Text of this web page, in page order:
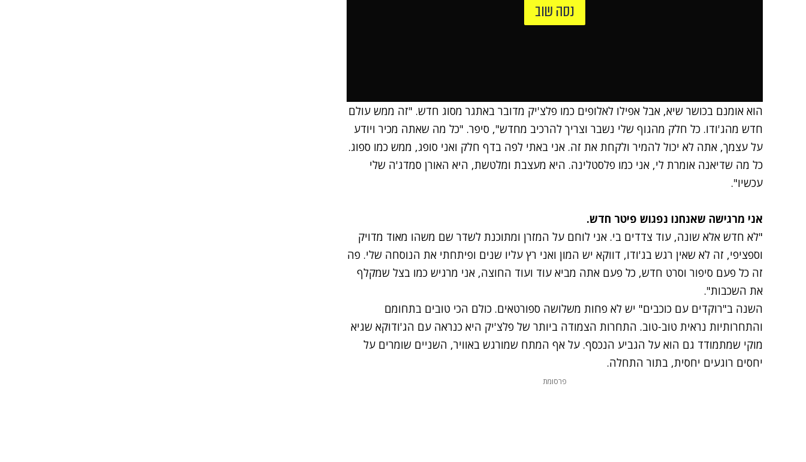
נסה שוב
הוא אומנם בכושר שיא, אבל אפילו לאלופים כמו פלצ'יק מדובר באתגר מסוג חדש. "זה ממש עולם
חדש מהג'ודו. כל חלק מהגוף שלי נשבר וצריך להרכיב מחדש", סיפר. "כל מה שאתה מכיר ויודע
על עצמך, אתה לא יכול להמיר ולקחת את זה. אני באתי לפה בדף חלק ואני סופג, ממש כמו ספוג.
כל מה שדיאנה אומרת לי, אני כמו פלסטלינה. היא מעצבת ומלטשת, היא האורן סמדג'ה שלי
עכשיו".
אני מרגישה שאנחנו נפגוש פיטר חדש.
"לא חדש אלא שונה, עוד צדדים בי. אני לוחם על המזרן ומתוכנת לשדר שם משהו מאוד מדויק
וספציפי, זה לא שאין רגש בג'ודו, דווקא יש המון ואני רץ עליו שנים ופיתחתי את הנוסחה שלי. פה
זה כל פעם סיפור וסרט חדש, כל פעם אתה מביא עוד ועוד החוצה, אני מרגיש כמו בצל שמקלף
את השכבות".
השנה ב"רוקדים עם כוכבים" יש לא פחות משלושה ספורטאים. כולם הכי טובים בתחומם
והתחרותיות נראית טוב-טוב. התחרות הצמודה ביותר של פלצ'יק היא כנראה עם הג'ודוקא שגיא
מוקי שמתמודד גם הוא על הגביע הנכסף. על אף המתח שמורגש באוויר, השניים שומרים על
יחסים רוגעים יחסית, בתור התחלה.
פרסומת